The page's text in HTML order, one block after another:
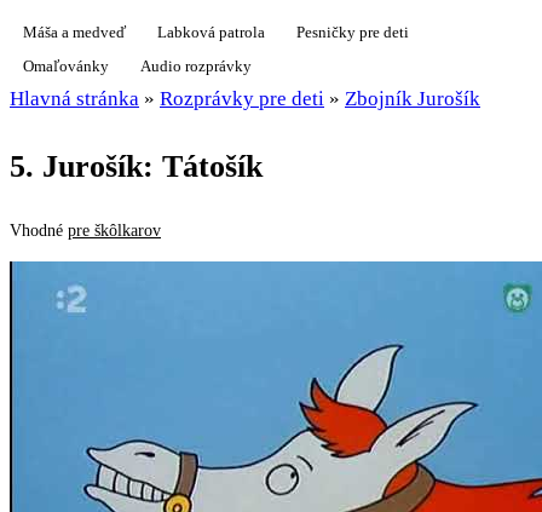
Máša a medveď Labková patrola
Pesničky pre deti
Omaľovánky
Audio rozprávky
Hlavná stránka » Rozprávky pre deti » Zbojník Jurošík
5. Jurošík: Tátošík
Vhodné pre škôlkarov